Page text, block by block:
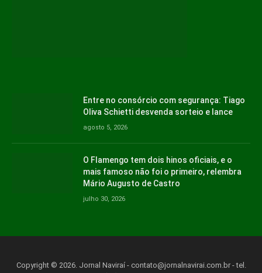
Entre no consórcio com segurança: Tiago
Oliva Schietti desvenda sorteio e lance
agosto 5, 2026
O Flamengo tem dois hinos oficiais, e o
mais famoso não foi o primeiro, relembra
Mário Augusto de Castro
julho 30, 2026
Copyright © 2026. Jornal Naviraí - contato@jornalnavirai.com.br- tel.